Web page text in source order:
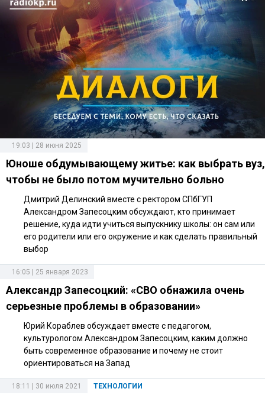
19:03 | 28 июня 2025
Юноше обдумывающему житье: как выбрать вуз,
чтобы не было потом мучительно больно
Дмитрий Делинский вместе с ректором СПбГУП
Александром Запесоцким обсуждают, кто принимает
решение, куда идти учиться выпускнику школы: он сам или
его родители или его окружение и как сделать правильный
выбор
16:05 | 25 января 2023
Александр Запесоцкий: «СВО обнажила очень
серьезные проблемы в образовании»
Юрий Кораблев обсуждает вместе с педагогом,
культурологом Александром Запесоцким, каким должно
быть современное образование и почему не стоит
ориентироваться на Запад
ТЕХНОЛОГИИ
18:11 | 30 июля 2021